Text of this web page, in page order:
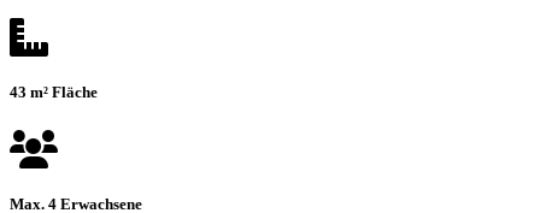
43 m² Fläche
Max. 4 Erwachsene